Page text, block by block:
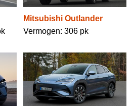
Mitsubishi Outlander
Vermogen: 306 pk